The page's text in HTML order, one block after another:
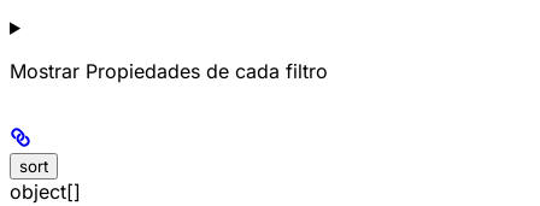
Mostrar Propiedades de cada filtro
sort
object[]